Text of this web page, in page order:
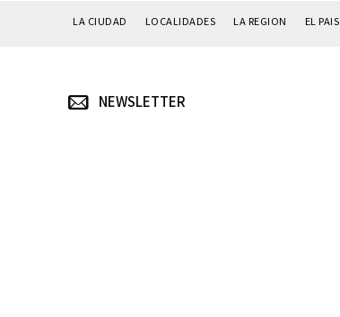
LA CIUDAD LOCALIDADES LA REGION EL PAIS
NEWSLETTER